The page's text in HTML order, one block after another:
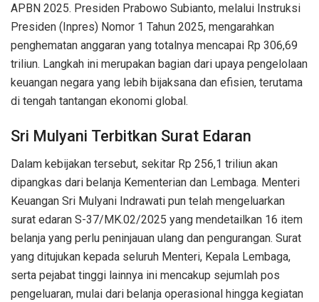
APBN 2025. Presiden Prabowo Subianto, melalui Instruksi
Presiden (Inpres) Nomor 1 Tahun 2025, mengarahkan
penghematan anggaran yang totalnya mencapai Rp 306,69
triliun. Langkah ini merupakan bagian dari upaya pengelolaan
keuangan negara yang lebih bijaksana dan efisien, terutama
di tengah tantangan ekonomi global.
Sri Mulyani Terbitkan Surat Edaran
Dalam kebijakan tersebut, sekitar Rp 256,1 triliun akan
dipangkas dari belanja Kementerian dan Lembaga. Menteri
Keuangan Sri Mulyani Indrawati pun telah mengeluarkan
surat edaran S-37/MK.02/2025 yang mendetailkan 16 item
belanja yang perlu peninjauan ulang dan pengurangan. Surat
yang ditujukan kepada seluruh Menteri, Kepala Lembaga,
serta pejabat tinggi lainnya ini mencakup sejumlah pos
pengeluaran, mulai dari belanja operasional hingga kegiatan